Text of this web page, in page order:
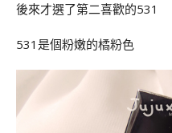
後來才選了第二喜歡的531
531是個粉嫩的橘粉色